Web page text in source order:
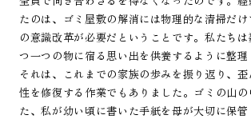
たのは、ゴミ屋敷の解消には物理的な清掃だ
の意識改革が必要だということです。私たち
つ一つの物に宿る思い出を供養するように整理
それは、これまでの家族の歩みを振り返り、
性を修復する作業でもありました。ゴミの山の
た、私が幼い頃に書いた手紙を母が大切に保